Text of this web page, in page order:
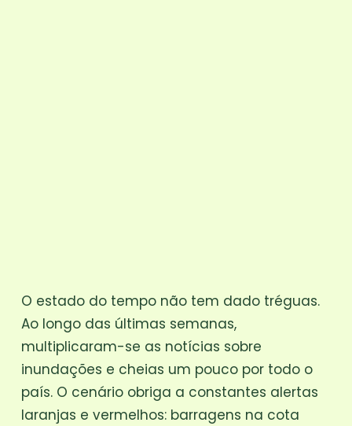
O estado do tempo não tem dado tréguas.
Ao longo das últimas semanas,
multiplicaram-se as notícias sobre
inundações e cheias um pouco por todo o
país. O cenário obriga a constantes alertas
laranjas e vermelhos: barragens na cota